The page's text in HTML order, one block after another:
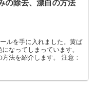
の除去、漂白の方法
ルを手に入れました。黄ば
なってしまっています。
法を紹介します。 注意：